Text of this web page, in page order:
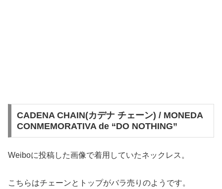
CADENA CHAIN(カデナ チェーン) / MONEDA
CONMEMORATIVA de “DO NOTHING”
Weiboに投稿した画像で着用していたネックレス。
こちらはチェーンとトップがバラ売りのようです。